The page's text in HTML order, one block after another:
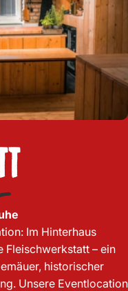
Im Hinterhaus
Fleischwerkstatt – ein
historischer
Unsere Eventlocation